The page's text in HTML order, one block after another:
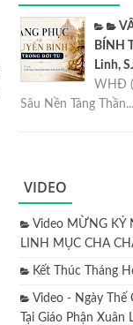
BÍNH
Linh,
WHĐ
Sâu Nền Tảng Thần...
VIDEO
Video MỪNG KỶ
LINH MỤC CHA
Kết Thúc Tháng
Video - Ngày Thế
Tại Giáo Phận Xuân